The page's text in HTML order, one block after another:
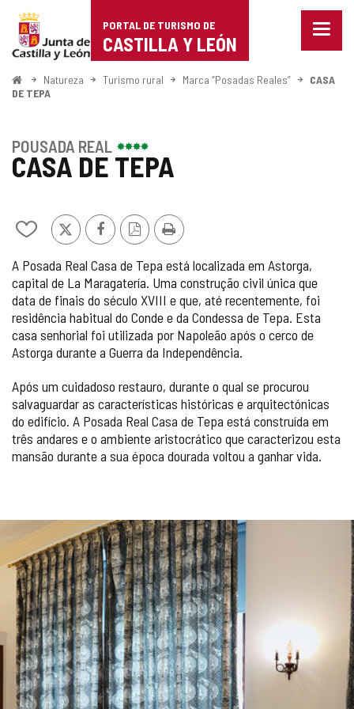
Portal
de
Turismo
de
Castilla
PORTAL DE TURISMO DE
CASTILLA Y LEÓN
Menu
ComeçoNatureza Turismo rural Marca “Posadas Reales”
CASA
DE TEPA
CASA DE TEPA
Adicionar
remover
de
meus
cadernos
x FacebookVersãoImprimir
A Posada Real Casa de Tepa está localizada em Astorga,
capital de La Maragatería. Uma construção civil única que
data de finais do século XVIII e que, até recentemente, foi
residência habitual do Conde e da Condessa de Tepa. Esta
casa senhorial foi utilizada por Napoleão após o cerco de
Astorga durante a Guerra da Independência.
Após um cuidadoso restauro, durante o qual se procurou
salvaguardar as características históricas e arquitectónicas
do edifício. A Posada Real Casa de Tepa está construída em
três andares e o ambiente aristocrático que caracterizou esta
mansão durante a sua época dourada voltou a ganhar vida.
GALERIA
DE
IMAGENS
de
slides:
POUSADA REAL